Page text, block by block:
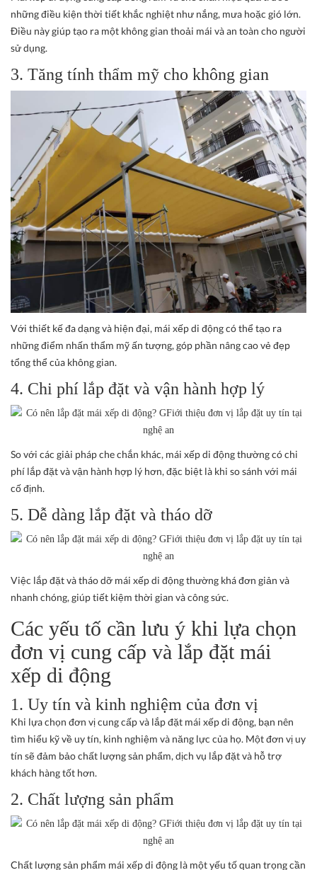
những điều kiện thời tiết khắc nghiệt như nắng, mưa hoặc gió lớn.
Điều này giúp tạo ra một không gian thoải mái và an toàn cho người
sử dụng.
3. Tăng tính thẩm mỹ cho không gian
Với thiết kế đa dạng và hiện đại, mái xếp di động có thể tạo ra
những điểm nhấn thẩm mỹ ấn tượng, góp phần nâng cao vẻ đẹp
tổng thể của không gian.
4. Chi phí lắp đặt và vận hành hợp lý
So với các giải pháp che chắn khác, mái xếp di động thường có chi
phí lắp đặt và vận hành hợp lý hơn, đặc biệt là khi so sánh với mái
cố định.
5. Dễ dàng lắp đặt và tháo dỡ
Việc lắp đặt và tháo dỡ mái xếp di động thường khá đơn giản và
nhanh chóng, giúp tiết kiệm thời gian và công sức.
Các yếu tố cần lưu ý khi lựa chọn
đơn vị cung cấp và lắp đặt mái
xếp di động
1. Uy tín và kinh nghiệm của đơn vị
Khi lựa chọn đơn vị cung cấp và lắp đặt mái xếp di động, bạn nên
tìm hiểu kỹ về uy tín, kinh nghiệm và năng lực của họ. Một đơn vị uy
tín sẽ đảm bảo chất lượng sản phẩm, dịch vụ lắp đặt và hỗ trợ
khách hàng tốt hơn.
2. Chất lượng sản phẩm
Chất lượng sản phẩm mái xếp di động là một yếu tố quan trọng cần